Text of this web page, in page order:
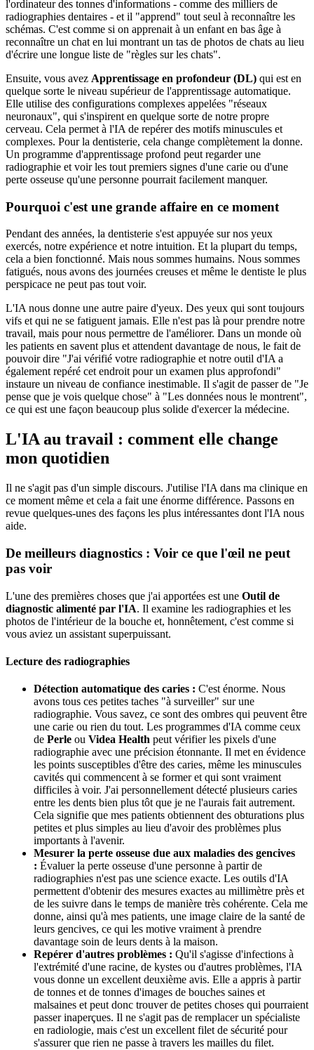
l'ordinateur des tonnes d'informations - comme des milliers de
radiographies dentaires - et il "apprend" tout seul à reconnaître les
schémas. C'est comme si on apprenait à un enfant en bas âge à
reconnaître un chat en lui montrant un tas de photos de chats au lieu
d'écrire une longue liste de "règles sur les chats".
Ensuite, vous avez Apprentissage en profondeur (DL) qui est en
quelque sorte le niveau supérieur de l'apprentissage automatique.
Elle utilise des configurations complexes appelées "réseaux
neuronaux", qui s'inspirent en quelque sorte de notre propre
cerveau. Cela permet à l'IA de repérer des motifs minuscules et
complexes. Pour la dentisterie, cela change complètement la donne.
Un programme d'apprentissage profond peut regarder une
radiographie et voir les tout premiers signes d'une carie ou d'une
perte osseuse qu'une personne pourrait facilement manquer.
Pourquoi c'est une grande affaire en ce moment
Pendant des années, la dentisterie s'est appuyée sur nos yeux
exercés, notre expérience et notre intuition. Et la plupart du temps,
cela a bien fonctionné. Mais nous sommes humains. Nous sommes
fatigués, nous avons des journées creuses et même le dentiste le plus
perspicace ne peut pas tout voir.
L'IA nous donne une autre paire d'yeux. Des yeux qui sont toujours
vifs et qui ne se fatiguent jamais. Elle n'est pas là pour prendre notre
travail, mais pour nous permettre de l'améliorer. Dans un monde où
les patients en savent plus et attendent davantage de nous, le fait de
pouvoir dire "J'ai vérifié votre radiographie et notre outil d'IA a
également repéré cet endroit pour un examen plus approfondi"
instaure un niveau de confiance inestimable. Il s'agit de passer de "Je
pense que je vois quelque chose" à "Les données nous le montrent",
ce qui est une façon beaucoup plus solide d'exercer la médecine.
L'IA au travail : comment elle change
mon quotidien
Il ne s'agit pas d'un simple discours. J'utilise l'IA dans ma clinique en
ce moment même et cela a fait une énorme différence. Passons en
revue quelques-unes des façons les plus intéressantes dont l'IA nous
aide.
De meilleurs diagnostics : Voir ce que l'œil ne peut
pas voir
L'une des premières choses que j'ai apportées est une Outil de
diagnostic alimenté par l'IA. Il examine les radiographies et les
photos de l'intérieur de la bouche et, honnêtement, c'est comme si
vous aviez un assistant superpuissant.
Lecture des radiographies
Détection automatique des caries : C'est énorme. Nous
avons tous ces petites taches "à surveiller" sur une
radiographie. Vous savez, ce sont des ombres qui peuvent être
une carie ou rien du tout. Les programmes d'IA comme ceux
de Perle ou Videa Health peut vérifier les pixels d'une
radiographie avec une précision étonnante. Il met en évidence
les points susceptibles d'être des caries, même les minuscules
cavités qui commencent à se former et qui sont vraiment
difficiles à voir. J'ai personnellement détecté plusieurs caries
entre les dents bien plus tôt que je ne l'aurais fait autrement.
Cela signifie que mes patients obtiennent des obturations plus
petites et plus simples au lieu d'avoir des problèmes plus
importants à l'avenir.
Mesurer la perte osseuse due aux maladies des gencives
: Évaluer la perte osseuse d'une personne à partir de
radiographies n'est pas une science exacte. Les outils d'IA
permettent d'obtenir des mesures exactes au millimètre près et
de les suivre dans le temps de manière très cohérente. Cela me
donne, ainsi qu'à mes patients, une image claire de la santé de
leurs gencives, ce qui les motive vraiment à prendre
davantage soin de leurs dents à la maison.
Repérer d'autres problèmes : Qu'il s'agisse d'infections à
l'extrémité d'une racine, de kystes ou d'autres problèmes, l'IA
vous donne un excellent deuxième avis. Elle a appris à partir
de tonnes et de tonnes d'images de bouches saines et
malsaines et peut donc trouver de petites choses qui pourraient
passer inaperçues. Il ne s'agit pas de remplacer un spécialiste
en radiologie, mais c'est un excellent filet de sécurité pour
s'assurer que rien ne passe à travers les mailles du filet.